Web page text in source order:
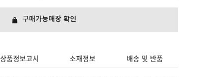
구매가능매장 확인
상품정보고시 소재정보 배송 및 반품